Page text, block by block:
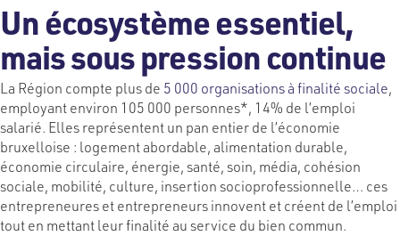
Un écosystème essentiel,
mais sous pression continue
La Région compte plus de 5 000 organisations à finalité sociale,
employant environ 105 000 personnes*, 14% de l’emploi
salarié. Elles représentent un pan entier de l’économie
bruxelloise : logement abordable, alimentation durable,
économie circulaire, énergie, santé, soin, média, cohésion
sociale, mobilité, culture, insertion socioprofessionnelle… ces
entrepreneures et entrepreneurs innovent et créent de l’emploi
tout en mettant leur finalité au service du bien commun.